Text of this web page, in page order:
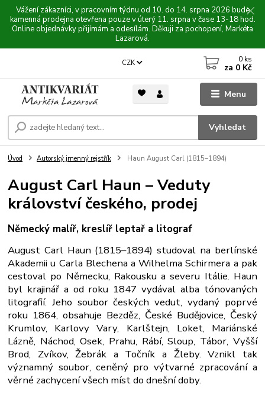
Vážení zákazníci, v pracovním týdnu od 10. do 14. srpna 2026 bude
kamenná prodejna otevřena pouze v úterý 11. srpna v čase 13-18 hod.
Online objednávky přijímám a odesílám. Děkuji za pochopení, Markéta
Lazarová.
Menu
CZK
Vyhledat
0 ks
za 0 Kč
Úvod Autorský jmenný rejstřík Haun August Carl (1815–1894)
August Carl Haun – Veduty
království českého, prodej
Německý malíř, kreslíř leptař a litograf
August Carl Haun (1815–1894) studoval na berlínské
Akademii u Carla Blechena a Wilhelma Schirmera a pak
cestoval po Německu, Rakousku a severu Itálie. Haun
byl krajinář a od roku 1847 vydával alba tónovaných
litografií. Jeho soubor českých vedut, vydaný poprvé
roku 1864, obsahuje Bezděz, České Budějovice, Český
Krumlov, Karlovy Vary, Karlštejn, Loket, Mariánské
Lázně, Náchod, Osek, Prahu, Rábí, Sloup, Tábor, Vyšší
Brod, Zvíkov, Žebrák a Točník a Žleby. Vznikl tak
významný soubor, ceněný pro výtvarné zpracování a
věrné zachycení všech míst do dnešní doby.